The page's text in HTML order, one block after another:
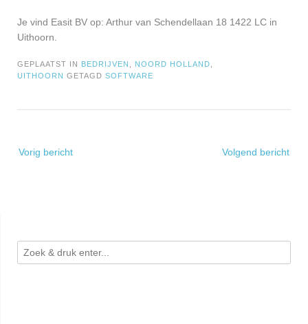
Je vind Easit BV op: Arthur van Schendellaan 18 1422 LC in
Uithoorn.
GEPLAATST IN BEDRIJVEN NOORD HOLLAND
UITHOORN GETAGD SOFTWARE
navigatie
Vorig bericht Volgend bericht